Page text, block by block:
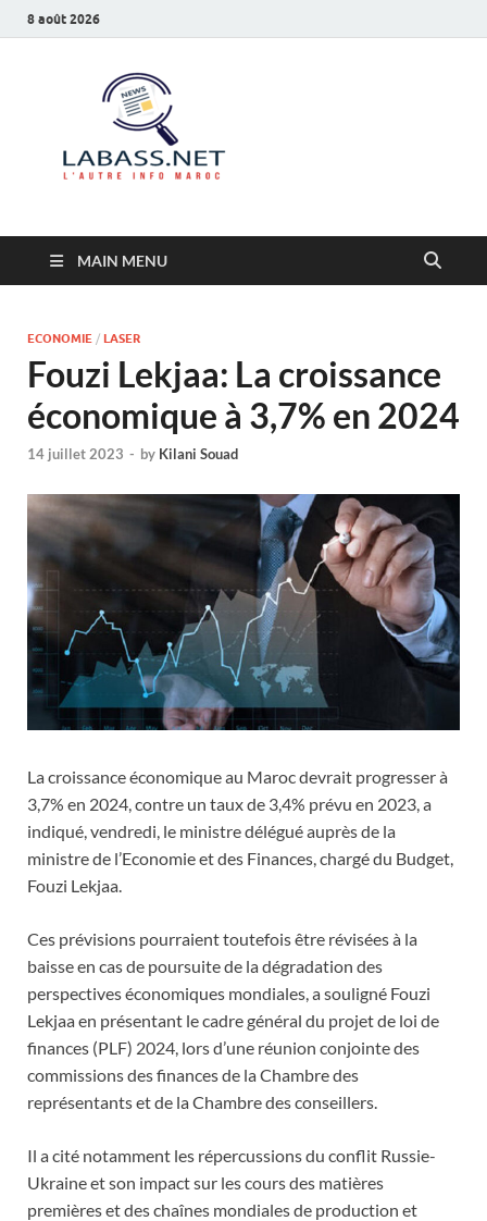
8 août 2026
MAIN MENU
ECONOMIE / LASER
Fouzi Lekjaa: La croissance
économique à 3,7% en 2024
14 juillet 2023 - by Kilani Souad
La croissance économique au Maroc devrait progresser à
3,7% en 2024, contre un taux de 3,4% prévu en 2023, a
indiqué, vendredi, le ministre délégué auprès de la
ministre de l’Economie et des Finances, chargé du Budget,
Fouzi Lekjaa.
Ces prévisions pourraient toutefois être révisées à la
baisse en cas de poursuite de la dégradation des
perspectives économiques mondiales, a souligné Fouzi
Lekjaa en présentant le cadre général du projet de loi de
finances (PLF) 2024, lors d’une réunion conjointe des
commissions des finances de la Chambre des
représentants et de la Chambre des conseillers.
Il a cité notamment les répercussions du conflit Russie-
Ukraine et son impact sur les cours des matières
premières et des chaînes mondiales de production et